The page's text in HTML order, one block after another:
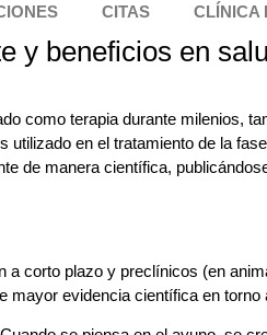
CITAS CLÍNICA
y beneficios en
como terapia durante milenios,
utilizado en el tratamiento de la
de manera científica,
a corto plazo y preclínicos (en
mayor evidencia científica en